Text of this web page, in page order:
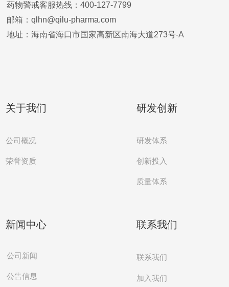
关于我们
公司概况
荣誉资质
研发创新
研发体系
创新投入
质量体系
新闻中心
公司新闻
公告信息
联系我们
联系我们
加入我们
药物警戒客服热线：400-127-7799
邮箱：qlhn@qilu-pharma.com
地址：海南省海口市国家高新区南海大道273号-A